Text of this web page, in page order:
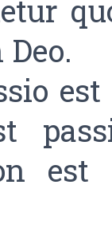
est